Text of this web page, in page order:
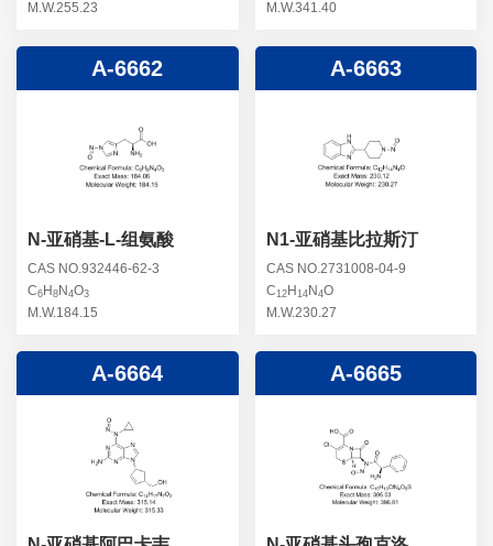
M.W.255.23 M.W.341.40
A-6662
N-亚硝基-L-组氨酸
CAS NO.932446-62-3
C6 H 8 N 4O3
M.W.184.15
A-6663
N1-亚硝基比拉斯汀
CAS NO.2731008-04-9
C12H 14 N 4O
M.W.230.27
A-6664 A-6665